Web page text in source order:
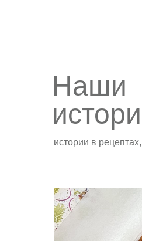
Наши
истории в